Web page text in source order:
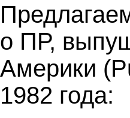
о ПР,
Америки
1982 года: